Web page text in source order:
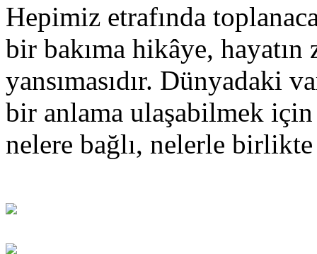
Hepimiz etrafında
bir bakıma hikâye,
yansımasıdır. Dünyadaki
bir anlama ulaşabilmek
nelere bağlı, nelerle